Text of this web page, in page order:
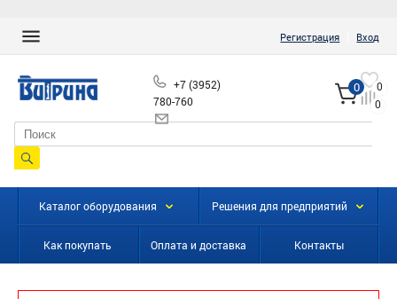
Регистрация Вход
+7 (3952)
780-760
0
0
0
Каталог оборудования Решения для предприятий
Как покупать Оплата и доставка Контакты